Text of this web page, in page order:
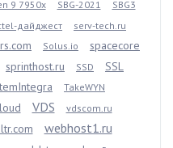
9 7950x SBG-2021 SBG3
дайджест
serv-tech.ru
Solus.io spacecore
sprinthost.ru SSD
SSL
TakeWYN
VDS vdscom.ru
webhost1.ru